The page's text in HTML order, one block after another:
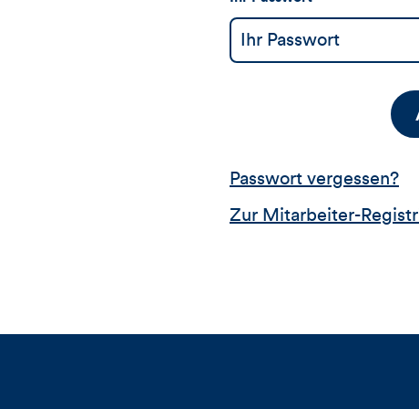
Passwort vergessen?
Zur Mitarbeiter-